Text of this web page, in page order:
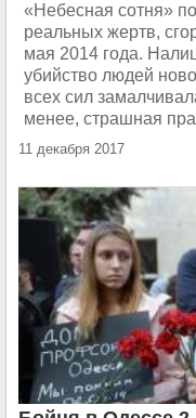
«Небесная сотня»
реальных жертв,
мая 2014 года.​
убийство людей
всех сил
менее, страшная
11 декабря 2017